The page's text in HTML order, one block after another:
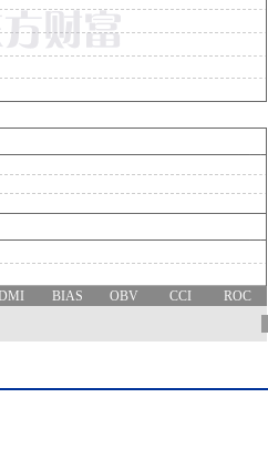
BIAS OBV CCI ROC